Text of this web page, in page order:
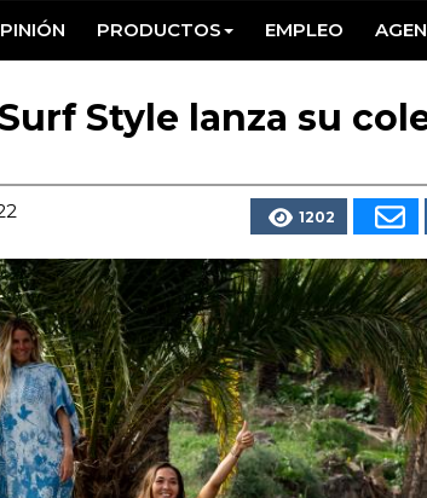
PRODUCTOS EMPLEO
Style lanza su
1202